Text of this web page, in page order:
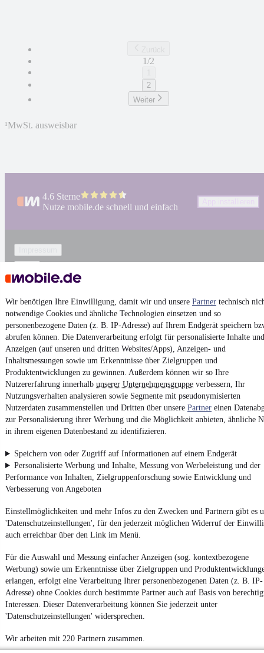
Wir benötigen Ihre Einwilligung, damit wir und unsere Partner technisch
notwendige Cookies und ähnliche Technologien einsetzen und so
personenbezogene Daten (z. B. IP-Adresse) auf Ihrem Endgerät speichern
abrufen können. Die Datenverarbeitung erfolgt für personalisierte Inhalte und
Anzeigen (auf unseren und dritten Websites/Apps), Anzeigen- und
Inhaltsmessungen sowie um Erkenntnisse über Zielgruppen und
Produktentwicklungen zu gewinnen. Außerdem können wir so Ihre
Nutzererfahrung innerhalb unserer Unternehmensgruppe verbessern, Ihr
Nutzungsverhalten analysieren sowie Segmente mit pseudonymisierten
Nutzerdaten zusammenstellen und Dritten über unsere Partner einen
zur Personalisierung ihrer Werbung und die Möglichkeit anbieten, ähnliche
in ihrem eigenen Datenbestand zu identifizieren.
Speichern von oder Zugriff auf Informationen auf einem Endgerät
Personalisierte Werbung und Inhalte, Messung von Werbeleistung und der
Performance von Inhalten, Zielgruppenforschung sowie Entwicklung und
Verbesserung von Angeboten
Einstellmöglichkeiten und mehr Infos zu den Zwecken und Partnern gibt es
'Datenschutzeinstellungen', für den jederzeit möglichen Widerruf der
auch erreichbar über den Link im Menü.
Für die Auswahl und Messung einfacher Anzeigen (sog. kontextbezogene
Werbung) sowie um Erkenntnisse über Zielgruppen und
erlangen, erfolgt eine Verarbeitung Ihrer personenbezogenen Daten (z. B. IP-
Adresse) ohne Cookies durch bestimmte Partner auch auf Basis von
Interessen. Dieser Datenverarbeitung können Sie jederzeit unter
'Datenschutzeinstellungen' widersprechen.
Wir arbeiten mit 220 Partnern zusammen.
1/2
2
Weiter
¹MwSt. ausweisbar
4.6 Sterne
Nutze mobile.de schnell und einfach
Vertrag widerrufen
Datenschutz
Datenschutzeinstellungen
Erklärung zur Barrierefreiheit
Report Security Vulnerability (English)
Powered by
ObNeuwagen ,GebrauchtwagenoderLeasing-Angebote: Alle
Fahrzeuge gibt es bei mobile.de